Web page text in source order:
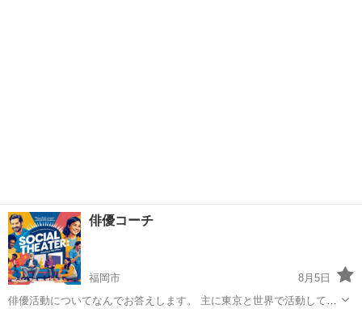
俳優コーチ
福岡市
8月5日
俳優活動についてなんでお答えします。 主に東京と世界で活動してき